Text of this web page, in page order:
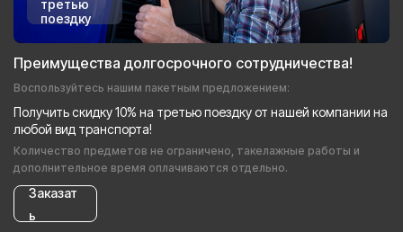
третью
поездку
Преимущества долгосрочного сотрудничества!
Воспользуйтесь нашим пакетным предложением:
Получить скидку 10% на третью поездку от нашей компании на
любой вид транспорта!
Количество предметов не ограничено, такелажные работы и
дополнительное время оплачиваются отдельно.
Заказат
ь